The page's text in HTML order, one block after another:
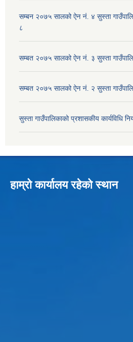
सम्बन २०७५ सालको ऐन नं. ४ सुस्ता
८
सम्बत २०७५ सालको ऐन नं. ३ सुस्ता
सम्बत २०७५ सालको ऐन नं. २ सुस्ता
सुस्ता गाउँपालिकाको प्रशासकीय कार्यविधि
हाम्रो कार्यालय रहेको स्थान